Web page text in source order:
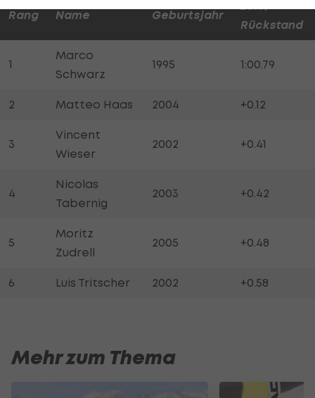
Rang Name Geburtsjahr
Rückstand
1
Marco
Schwarz
1995 1:00.79
2 Matteo Haas 2004 +0.12
3
Vincent
Wieser
2002 +0.41
4
Nicolas
Tabernig
2003 +0.42
5
Moritz
Zudrell
2005 +0.48
6 Luis Tritscher 2002 +0.58
Mehr zum Thema